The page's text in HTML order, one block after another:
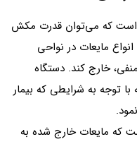
است که می‌توان قدرت مکش
مایعات در نواحی
خارج کند. دستگاه
توجه به شرایطی که بیمار
که مایعات خارج شده به